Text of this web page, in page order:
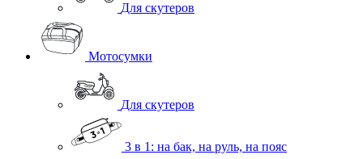
Для скутеров
Мотосумки
Для скутеров
3 в 1: на бак, на руль, на пояс